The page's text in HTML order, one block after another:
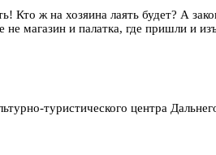
Кто ж на хозяина лаять будет? А
магазин и палатка, где пришли и
туристического центра